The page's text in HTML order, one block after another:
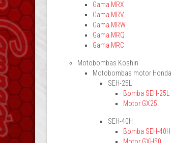
Gama MRX
Gama MRV
Gama MRW
Gama MRQ
Gama MRC
Motobombas Koshin
Motobombas motor Honda
SEH-25L
Bomba SEH-25L
Motor GX25
SEH-40H
Bomba SEH-40H